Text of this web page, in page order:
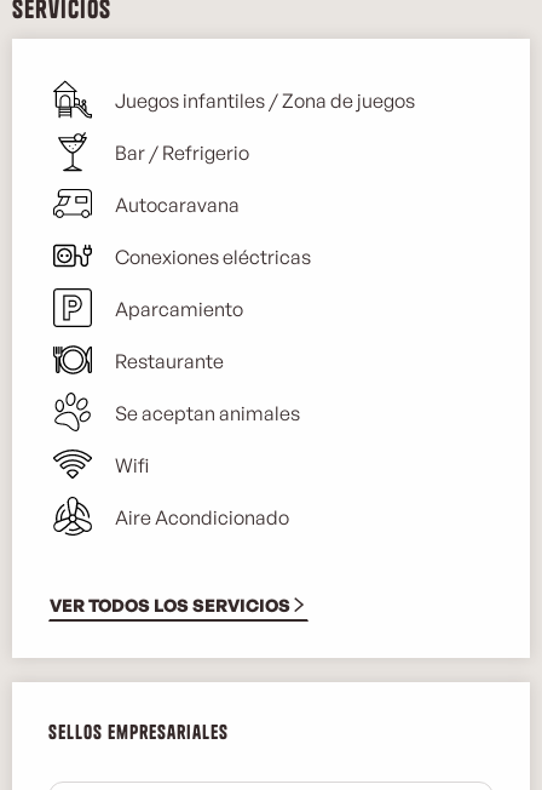
Servicios
Juegos infantiles / Zona de juegos
Bar / Refrigerio
Autocaravana
Conexiones eléctricas
Aparcamiento
Restaurante
Se aceptan animales
Wifi
Aire Acondicionado
VER TODOS LOS SERVICIOS
Sellos empresariales
Sellos empresariales